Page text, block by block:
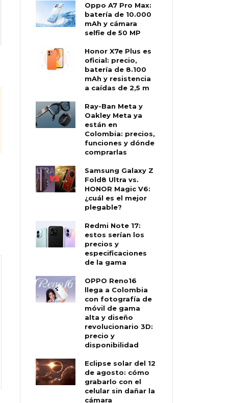
Oppo A7 Pro Max:
batería de 10.000
mAh y cámara
selfie de 50 MP
Honor X7e Plus es
oficial: precio,
batería de 8.100
mAh y resistencia
a caídas de 2,5 m
Ray-Ban Meta y
Oakley Meta ya
están en
Colombia: precios,
funciones y dónde
comprarlas
Samsung Galaxy Z
Fold8 Ultra vs.
HONOR Magic V6:
¿cuál es el mejor
plegable?
Redmi Note 17:
estos serían los
precios y
especificaciones
de la gama
OPPO Reno16
llega a Colombia
con fotografía de
móvil de gama
alta y diseño
revolucionario 3D:
precio y
disponibilidad
Eclipse solar del 12
de agosto: cómo
grabarlo con el
celular sin dañar la
cámara